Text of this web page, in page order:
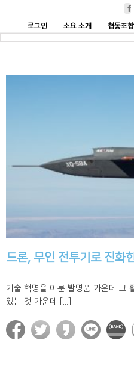
로그인
소요 소개 협동조
드론, 무인 전투기로 진화
기술 혁명을 이룬 발명품 가운데 그
있는 것 가운데 [...]